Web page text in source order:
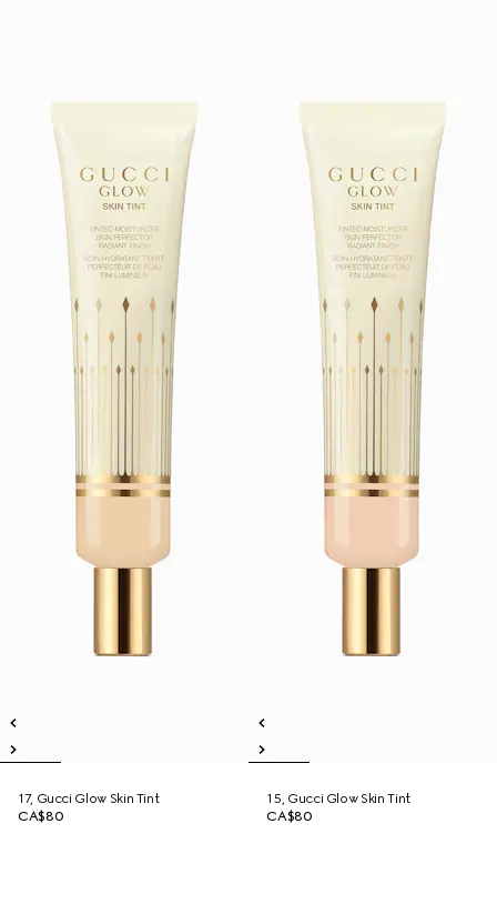
17, Gucci Glow Skin Tint
CA$80
15, Gucci Glow Skin Tint
CA$80